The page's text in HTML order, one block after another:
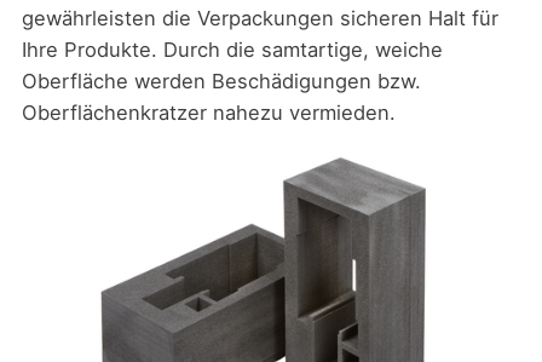
gewährleisten die Verpackungen sicheren Halt für
Ihre Produkte. Durch die samtartige, weiche
Oberfläche werden Beschädigungen bzw.
Oberflächenkratzer nahezu vermieden.